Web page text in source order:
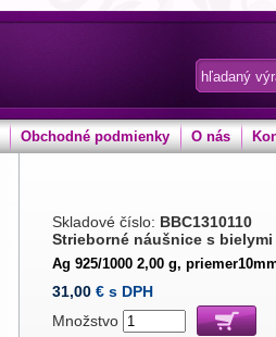
Obchodné podmienky O nás
Skladové číslo: BBC1310110
Strieborné náušnice s bielymi
Ag 925/1000 2,00 g,
31,00 € s DPH
Množstvo